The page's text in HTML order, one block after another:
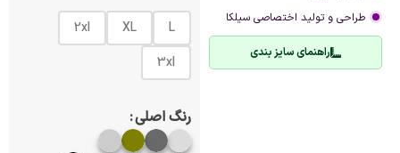
طراحی و تولید اختصاصی سیلکا
راهنمای سایز بندی
L
XL
2xl
3xl
رنگ اصلی